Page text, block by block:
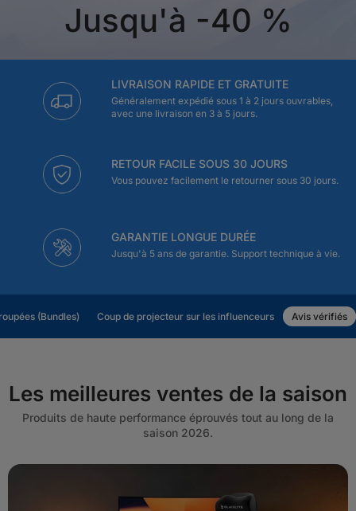
Jusqu'à -40 %
LIVRAISON RAPIDE ET GRATUITE
Généralement expédié sous 1 à 2 jours ouvrables,
avec une livraison en 3 à 5 jours.
RETOUR FACILE SOUS 30 JOURS
Vous pouvez facilement le retourner sous 30 jours.
GARANTIE LONGUE DURÉE
Jusqu'à 5 ans de garantie. Support technique à vie.
(Bundles) Coup de projecteur sur les influenceurs Avis vérifiés
Les meilleures ventes de la saison
Produits de haute performance éprouvés tout au long de la
saison 2026.